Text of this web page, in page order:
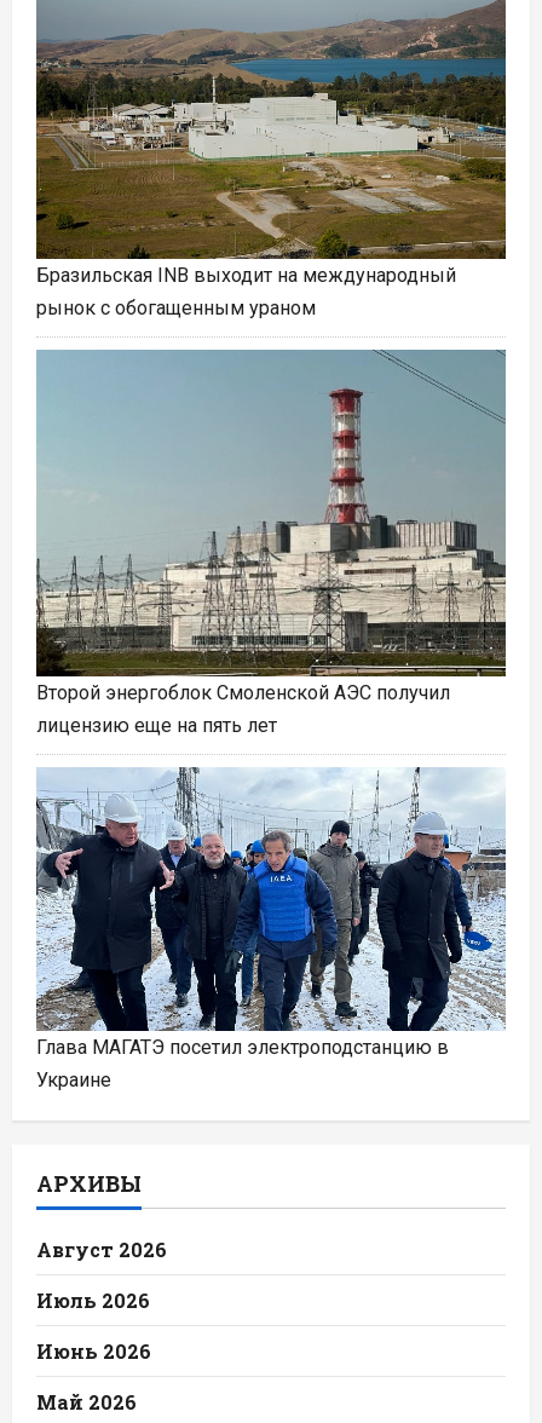
Бразильская INB выходит на международный
рынок с обогащенным ураном
Второй энергоблок Смоленской АЭС получил
лицензию еще на пять лет
Глава МАГАТЭ посетил электроподстанцию в
Украине
АРХИВЫ
Август 2026
Июль 2026
Июнь 2026
Май 2026